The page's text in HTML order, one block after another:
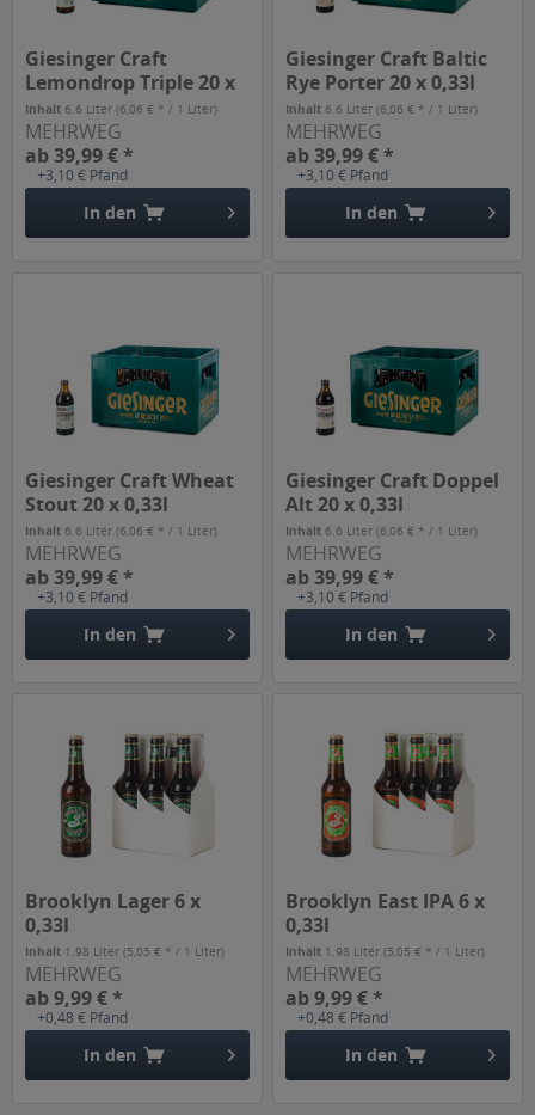
Giesinger Craft
Lemondrop Triple 20 x
0,33l
Inhalt 6.6 Liter(6,06 € * / 1 Liter)
MEHRWEG
ab 39,99 € *
+3,10 € Pfand
In den
Giesinger Craft Baltic
Rye Porter 20 x 0,33l
Inhalt 6.6 Liter(6,06 € * / 1 Liter)
MEHRWEG
ab 39,99 € *
+3,10 € Pfand
In den
Giesinger Craft Wheat
Stout 20 x 0,33l
Inhalt 6.6 Liter(6,06 € * / 1 Liter)
MEHRWEG
ab 39,99 € *
+3,10 € Pfand
In den
Giesinger Craft Doppel
Alt 20 x 0,33l
Inhalt 6.6 Liter(6,06 € * / 1 Liter)
MEHRWEG
ab 39,99 € *
+3,10 € Pfand
In den
Brooklyn Lager 6 x
0,33l
Inhalt 1.98 Liter(5,05 € * / 1 Liter)
MEHRWEG
ab 9,99 € *
+0,48 € Pfand
In den
Brooklyn East IPA 6 x
0,33l
Inhalt 1.98 Liter(5,05 € * / 1 Liter)
MEHRWEG
ab 9,99 € *
+0,48 € Pfand
In den